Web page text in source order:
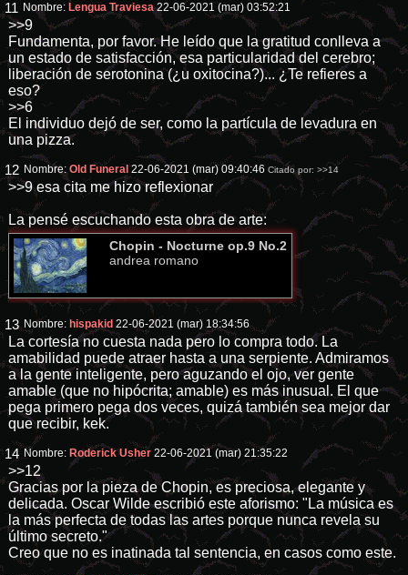
11 Nombre: Lengua Traviesa 22-06-2021 (mar) 03:52:21
>>9
Fundamenta, por favor. He leído que la gratitud conlleva a
un estado de satisfacción, esa particularidad del cerebro;
liberación de serotonina (¿u oxitocina?)... ¿Te refieres a
eso?
>>6
El individuo dejó de ser, como la partícula de levadura en
una pizza.
12 Nombre:Old Funeral 22-06-2021 (mar) 09:40:46 Citado por:>>14
>>9esa cita me hizo reflexionar
La pensé escuchando esta obra de arte:
Chopin - Nocturne op.9 No.2
andrea romano
13 Nombre: hispakid 22-06-2021 (mar) 18:34:56
La cortesía no cuesta nada pero lo compra todo. La
amabilidad puede atraer hasta a una serpiente. Admiramos
a la gente inteligente, pero aguzando el ojo, ver gente
amable (que no hipócrita; amable) es más inusual. El que
pega primero pega dos veces, quizá también sea mejor dar
que recibir, kek.
14 Nombre: Roderick Usher 22-06-2021 (mar) 21:35:22
>>12
Gracias por la pieza de Chopin, es preciosa, elegante y
delicada. Oscar Wilde escribió este aforismo: "La música es
la más perfecta de todas las artes porque nunca revela su
último secreto."
Creo que no es inatinada tal sentencia, en casos como este.